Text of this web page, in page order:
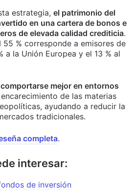
estrategia, el patrimonio del
en una cartera de bonos e
de elevada calidad crediticia.
55 % corresponde a emisores de
a la Unión Europea y el 13 % al
mejor en entornos
encarecimiento de las materias
ayudando a reducir la
tradicionales.
completa.
interesar:
de inversión